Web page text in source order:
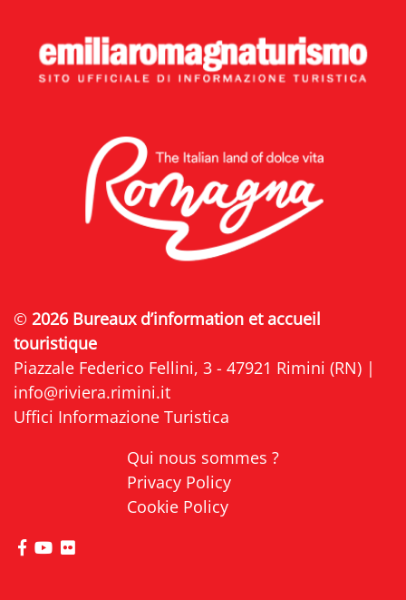
© 2026 Bureaux d’information et accueil
touristique
Piazzale Federico Fellini, 3 - 47921 Rimini (RN) |
info@riviera.rimini.it
Uffici Informazione Turistica
Qui nous sommes ?
Privacy Policy
Cookie Policy
Visitez la page Facebook de Riviera di Rimini
Visitez la page YouTube de Riviera di Rimini
Visitez la page Flickr de Riviera di Rimini